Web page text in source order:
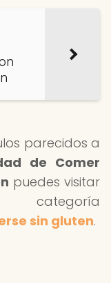
parecidos a
de Comer
puedes visitar
sin gluten.